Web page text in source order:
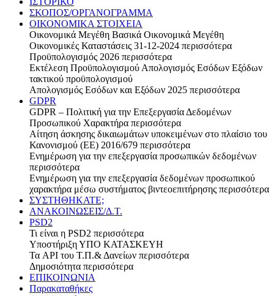
ΣΚΟΠΟΣ/ΟΡΓΑΝΟΓΡΑΜΜΑ
ΟΙΚΟΝΟΜΙΚΑ ΣΤΟΙΧΕΙΑ
Οικονομικά Μεγέθη Βασικά Οικονομικά Μεγέθη
Οικονομικές Καταστάσεις 31-12-2024 περισσότερα
Προϋπολογισμός 2026 περισσότερα
Εκτέλεση Προϋπολογισμού Απολογισμός Εσόδων Εξόδων
τακτικού προϋπολογισμού
Απολογισμός Εσόδων και Εξόδων 2025 περισσότερα
GDPR
GDPR – Πολιτική για την Επεξεργασία Δεδομένων
Προσωπικού Χαρακτήρα περισσότερα
Αίτηση άσκησης δικαιωμάτων υποκειμένων στο πλαίσιο του
Κανονισμού (ΕΕ) 2016/679 περισσότερα
Ενημέρωση για την επεξεργασία προσωπικών δεδομένων
περισσότερα
Ενημέρωση για την επεξεργασία δεδομένων προσωπικού
χαρακτήρα μέσω συστήματος βιντεοεπιτήρησης περισσότερα
ΣΥΣΤΗΘΗΚΑΤΕ;
ΑΝΑΚΟΙΝΩΣΕΙΣ/Δ.Τ.
PSD2
Τι είναι η PSD2 περισσότερα
ΥποστήριξηΥΠΟ ΚΑΤΑΣΚΕΥΗ
Τα API του Τ.Π.& Δανείων περισσότερα
Δημοσιότητα περισσότερα
ΕΠΙΚΟΙΝΩΝΙΑ
Παρακαταθήκες